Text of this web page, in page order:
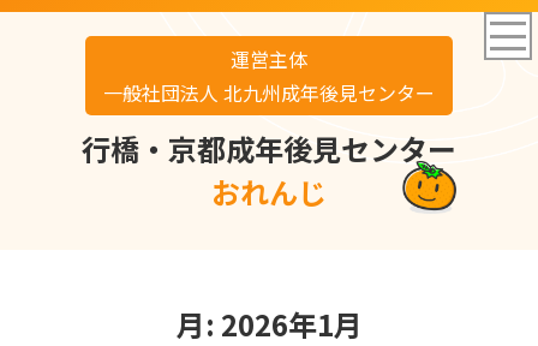
運営主体
一般社団法人 北九州成年後見センター
行橋・京都成年後見センター
おれんじ
月: 2026年1月